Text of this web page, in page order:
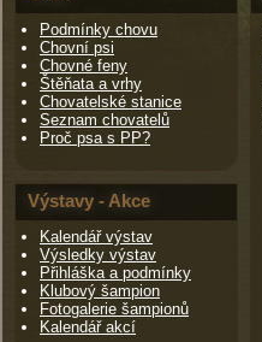
Podmínky chovu
Chovní psi
Chovné feny
Štěňata a vrhy
Chovatelské stanice
Seznam chovatelů
Proč psa s PP?
Výstavy - Akce
Kalendář výstav
Výsledky výstav
Přihláška a podmínky
Klubový šampion
Fotogalerie šampionů
Kalendář akcí